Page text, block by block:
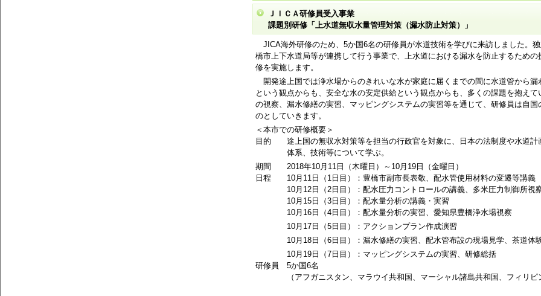
ＪＩＣＡ研修員受入事業
課題別研修「上水道無収水量管理対策（漏水防止対策）」
JICA海外研修のため、5か国6名の研修員が水道技術を学びに来訪しました。
橋市上下水道局等が連携して行う事業で、上水道における漏水を防止するため
修を実施します。
開発途上国では浄水場からのきれいな水が家庭に届くまでの間に水道管から
という観点からも、安全な水の安定供給という観点からも、多くの課題を抱え
の視察、漏水修繕の実習、マッピングシステムの実習等を通じて、研修員は自
のとしていきます。
＜本市での研修概要＞
目的 途上国の無収水対策等を担当の行政官を対象に、日本の法制度や水道計
体系、技術等について学ぶ。
期間 2018年10月11日（木曜日）～10月19日（金曜日）
日程 10月11日（1日目）：豊橋市副市長表敬、配水管使用材料の変遷等講義
10月12日（2日目）：配水圧力コントロールの講義、多米圧力制御所視察
10月15日（3日目）：配水量分析の講義・実習
10月16日（4日目）：配水量分析の実習、愛知県豊橋浄水場視察
10月17日（5日目）：アクションプラン作成演習
10月18日（6日目）：漏水修繕の実習、配水管布設の現場見学、茶道体
10月19日（7日目）：マッピングシステムの実習、研修
研修員 5か国6名
（アフガニスタン、マラウイ共和国、マーシャル諸島共和国、フィリピ